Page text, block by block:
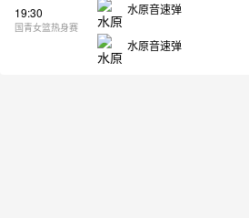
19:30
国青女篮热身赛
水原音速弹
水原音速弹